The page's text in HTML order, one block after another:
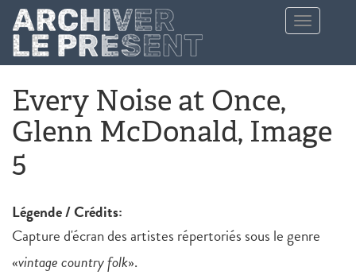
Aller au contenu principal
Toggle
navigation
Every Noise at Once,
Glenn McDonald, Image
5
Légende / Crédits:
Capture d'écran des artistes répertoriés sous le genre
«vintage country folk».